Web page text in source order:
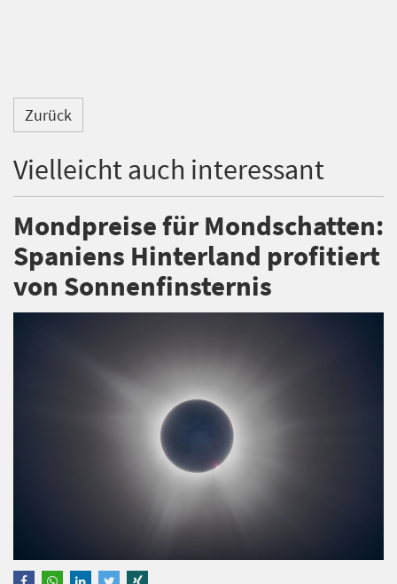
Zurück
Vielleicht auch interessant
Mondpreise für Mondschatten:
Spaniens Hinterland profitiert
von Sonnenfinsternis